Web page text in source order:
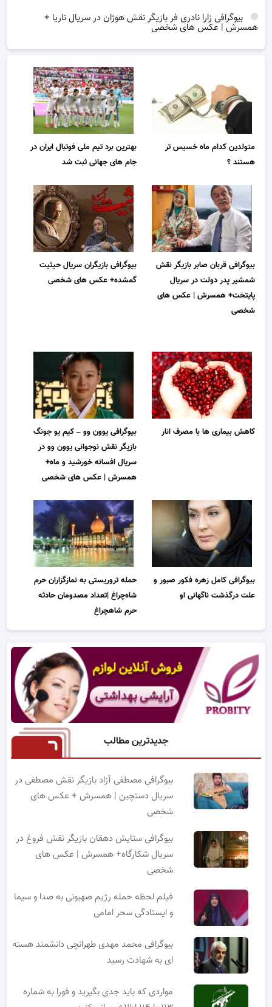
بیوگرافی زارا نادری فر بازیگر نقش هوژان در سریال ناریا +
همسرش | عکس های شخصی
متولدین کدام ماه خسیس تر
هستند ؟
بهترین برد تیم ملی فوتبال ایران در
جام های جهانی ثبت شد
بیوگرافی قربان صابر بازیگر نقش
شمشیر پدر دولت در سریال
پایتخت+ همسرش | عکس های
شخصی
بیوگرافی بازیگران سریال حیثیت
گمشده+ عکس های شخصی
کاهش بیماری ها با مصرف انار
بیوگرافی یوون وو – کیم یو جونگ
بازیگر نقش نوجوانی یوون وو در
سریال افسانه خورشید و ماه+
همسرش | عکس های شخصی
بیوگرافی کامل زهره فکور صبور و
علت درگذشت ناگهانی او
حمله تروریستی به نمازگزاران حرم
شاه‌چراغ |تعداد مصدومان حادثه
حرم شاهچراغ
جدیدترین مطالب
بیوگرافی مصطفی آزاد بازیگر نقش مصطفی در
سریال دستچین | همسرش + عکس های
شخصی
بیوگرافی ستایش دهقان بازیگر نقش فروغ در
سریال شکارگاه+ همسرش | عکس های
شخصی
فیلم لحظه حمله رژیم صهیونی به صدا و سیما
و ایستادگی سحر امامی
بیوگرافی محمد مهدی طهرانچی دانشمند هسته
ای به شهادت رسید
مواردی که باید جدی بگیرید و فورا به شماره